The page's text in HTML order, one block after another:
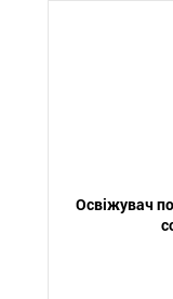
Освіжувач